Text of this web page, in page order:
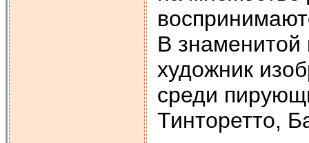
В знаменитой
художник
среди
Тинторетто,